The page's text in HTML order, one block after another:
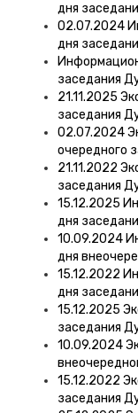
дня
02.07.2024
дня
заседания
21.11.2025
заседания
02.07.2024
очередного
21.11.2022
заседания
15.12.2025
дня
10.09.2024
дня
15.12.2022
дня
15.12.2025
заседания
10.09.2024
15.12.2022
заседания